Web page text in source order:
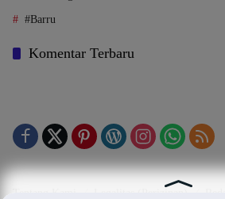
#Barru
Komentar Terbaru